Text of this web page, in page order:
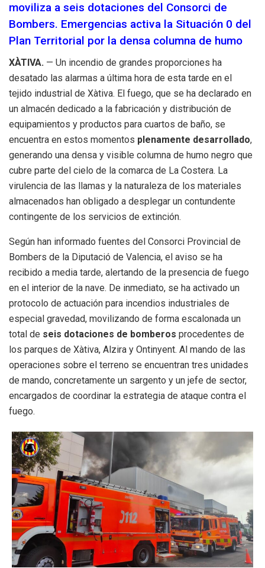
moviliza a seis dotaciones del Consorci de
Bombers. Emergencias activa la Situación 0 del
Plan Territorial por la densa columna de humo
XÀTIVA. — Un incendio de grandes proporciones ha
desatado las alarmas a última hora de esta tarde en el
tejido industrial de Xàtiva. El fuego, que se ha declarado en
un almacén dedicado a la fabricación y distribución de
equipamientos y productos para cuartos de baño, se
encuentra en estos momentos plenamente desarrollado,
generando una densa y visible columna de humo negro que
cubre parte del cielo de la comarca de La Costera. La
virulencia de las llamas y la naturaleza de los materiales
almacenados han obligado a desplegar un contundente
contingente de los servicios de extinción.
Según han informado fuentes del Consorci Provincial de
Bombers de la Diputació de Valencia, el aviso se ha
recibido a media tarde, alertando de la presencia de fuego
en el interior de la nave. De inmediato, se ha activado un
protocolo de actuación para incendios industriales de
especial gravedad, movilizando de forma escalonada un
total de seis dotaciones de bomberos procedentes de
los parques de Xàtiva, Alzira y Ontinyent. Al mando de las
operaciones sobre el terreno se encuentran tres unidades
de mando, concretamente un sargento y un jefe de sector,
encargados de coordinar la estrategia de ataque contra el
fuego.